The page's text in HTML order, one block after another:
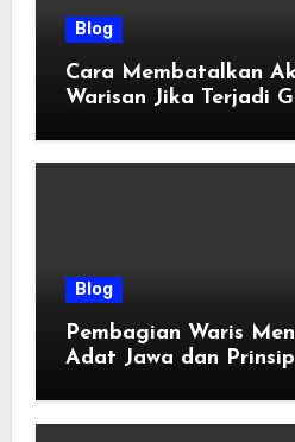
Blog
Cara Membatalkan
Warisan Jika Terjadi
Blog
Pembagian Waris
Adat Jawa dan